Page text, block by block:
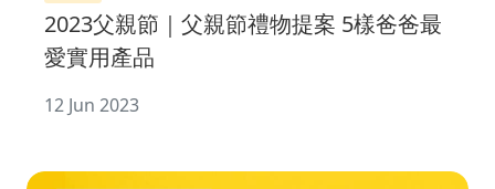
2023父親節｜父親節禮物提案 5樣爸爸最
愛實用產品
12 Jun 2023